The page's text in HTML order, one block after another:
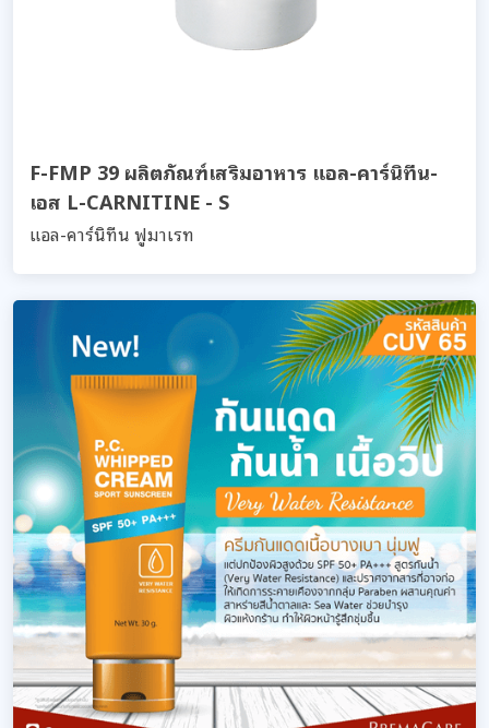
F-FMP 39 ผลิตภัณฑ์เสริมอาหาร แอล-คาร์นิทีน-
เอส L-CARNITINE - S
แอล-คาร์นิทีน ฟูมาเรท